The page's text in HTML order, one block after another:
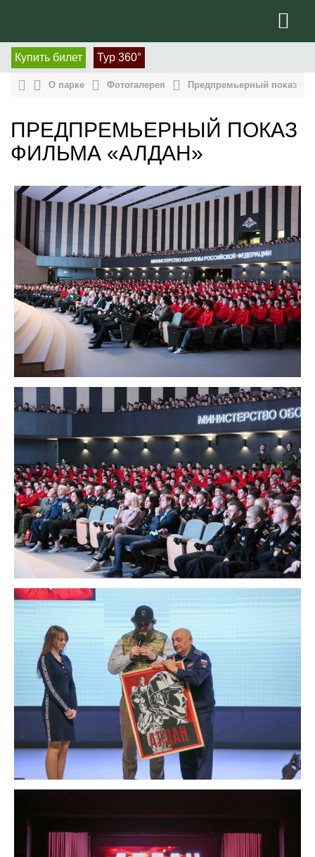
Купить билет Тур 360°
О парке Фотогалерея Предпремьерный показ
ПРЕДПРЕМЬЕРНЫЙ ПОКАЗ
ФИЛЬМА «АЛДАН»